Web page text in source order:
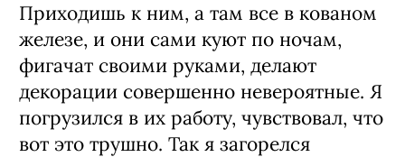
Приходишь к ним, а там все в кованом
железе, и они сами куют по ночам,
фигачат своими руками, делают
декорации совершенно невероятные. Я
погрузился в их работу, чувствовал, что
вот это трушно. Так я загорелся